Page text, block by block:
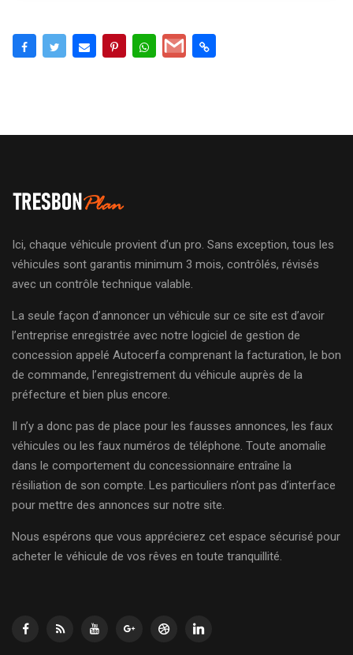
Ici, chaque véhicule provient d’un pro. Sans exception, tous les
véhicules sont garantis minimum 3 mois, contrôlés, révisés
avec un contrôle technique valable.
La seule façon d’annoncer un véhicule sur ce site est d’avoir
l’entreprise enregistrée avec notre logiciel de gestion de
concession appelé Autocerfa comprenant la facturation, le bon
de commande, l’enregistrement du véhicule auprès de la
préfecture et bien plus encore.
Il n’y a donc pas de place pour les fausses annonces, les faux
véhicules ou les faux numéros de téléphone. Toute anomalie
dans le comportement du concessionnaire entraîne la
résiliation de son compte. Les particuliers n’ont pas d’interface
pour mettre des annonces sur notre site.
Nous espérons que vous apprécierez cet espace sécurisé pour
acheter le véhicule de vos rêves en toute tranquillité.